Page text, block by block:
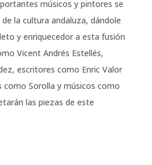
músicos y pintores se
la cultura andaluza, dándole
y enriquecedor a esta fusión
Vicent Andrés Estellés,
escritores como Enric Valor
como Sorolla y músicos como
las piezas de este